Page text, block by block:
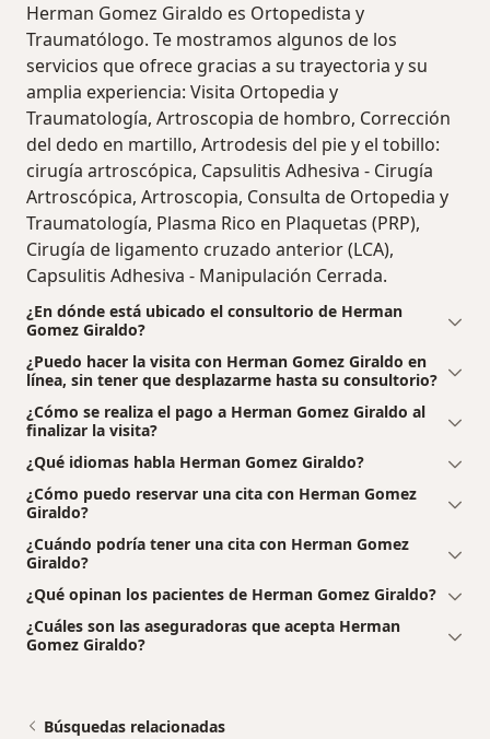
Herman Gomez Giraldo es Ortopedista y
Traumatólogo. Te mostramos algunos de los
servicios que ofrece gracias a su trayectoria y su
amplia experiencia: Visita Ortopedia y
Traumatología, Artroscopia de hombro, Corrección
del dedo en martillo, Artrodesis del pie y el tobillo:
cirugía artroscópica, Capsulitis Adhesiva - Cirugía
Artroscópica, Artroscopia, Consulta de Ortopedia y
Traumatología, Plasma Rico en Plaquetas (PRP),
Cirugía de ligamento cruzado anterior (LCA),
Capsulitis Adhesiva - Manipulación Cerrada.
¿En dónde está ubicado el consultorio de Herman
Gomez Giraldo?
¿Puedo hacer la visita con Herman Gomez Giraldo en
línea, sin tener que desplazarme hasta su consultorio?
¿Cómo se realiza el pago a Herman Gomez Giraldo al
finalizar la visita?
¿Qué idiomas habla Herman Gomez Giraldo?
¿Cómo puedo reservar una cita con Herman Gomez
Giraldo?
¿Cuándo podría tener una cita con Herman Gomez
Giraldo?
¿Qué opinan los pacientes de Herman Gomez Giraldo?
¿Cuáles son las aseguradoras que acepta Herman
Gomez Giraldo?
Búsquedas relacionadas